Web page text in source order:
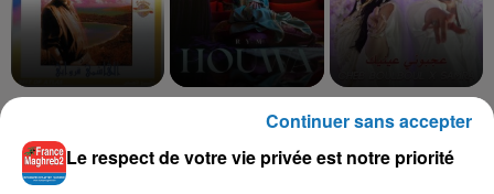
Houwa
BOULBOUL, SAMRA
Ajbouni Aynik
Le respect de votre vie privée est notre priorité
Continuer sans accepter